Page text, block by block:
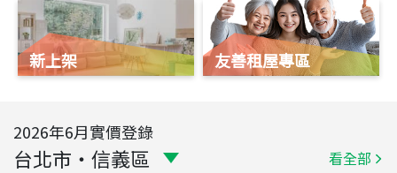
新上架 友善租屋專區
2026年6月實價登錄
台北市 ・ 信義區 看全部